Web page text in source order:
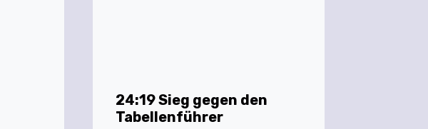
24:19 Sieg gegen den
Tabellenführer